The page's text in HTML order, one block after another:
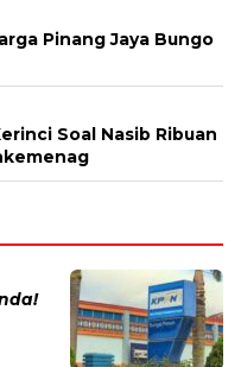
Pinang Jaya Bungo
Soal Nasib Ribuan